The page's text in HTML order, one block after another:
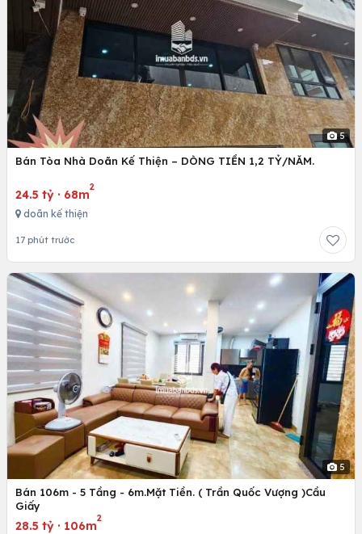
5
Bán Tòa Nhà Doãn Kế Thiện – DÒNG TIỀN 1,2 TỶ/NĂM.
24.5 tỷ · 68m
2
doãn kế thiện
17 phút trước
5
Bán 106m - 5 Tầng - 6m.Mặt Tiền. ( Trần Quốc Vượng )Cầu
Giấy
28.5 tỷ · 106m
2